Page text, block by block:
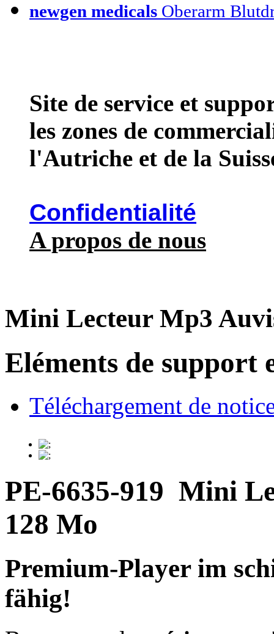
newgen medicals Oberarm
Site de service et
les zones de
l'Autriche et de la
Confidentialité
A propos de nous
Mini Lecteur Mp3
Eléments de support
Téléchargement de
PE-6635-919 Mini
128 Mo
Premium-Player im
fähig!